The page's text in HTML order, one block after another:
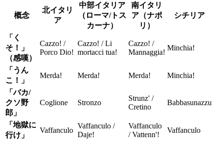
概念
北イタリ
ア
中部イタリア
（ローマ/トス
カーナ）
南イタリ
ア（ナポ
リ）
シチリア
「く
そ！」
（感嘆）
Cazzo! /
Porco Dio!
Cazzo! / Li
mortacci tua!
Cazzo! /
Mannaggia!
Minchia!
「うん
こ！」
Merda! Merda! Merda! Minchia!
「バカ/
クソ野
郎」
Coglione Stronzo
Strunz' /
Cretino
Babbasunazzu
「地獄に
行け」
Vaffanculo
Vaffanculo /
Daje!
Vaffanculo
/ Vattenn'!
Vaffanculo